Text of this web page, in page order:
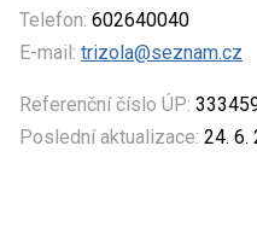
Telefon: 602640040
E-mail: trizola@seznam.cz
Referenční číslo ÚP:
Poslední aktualizace: 24. 6.